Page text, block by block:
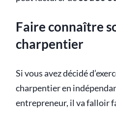
Faire connaître
charpentier
Si vous avez décidé
charpentier en
entrepreneur, il va falloir